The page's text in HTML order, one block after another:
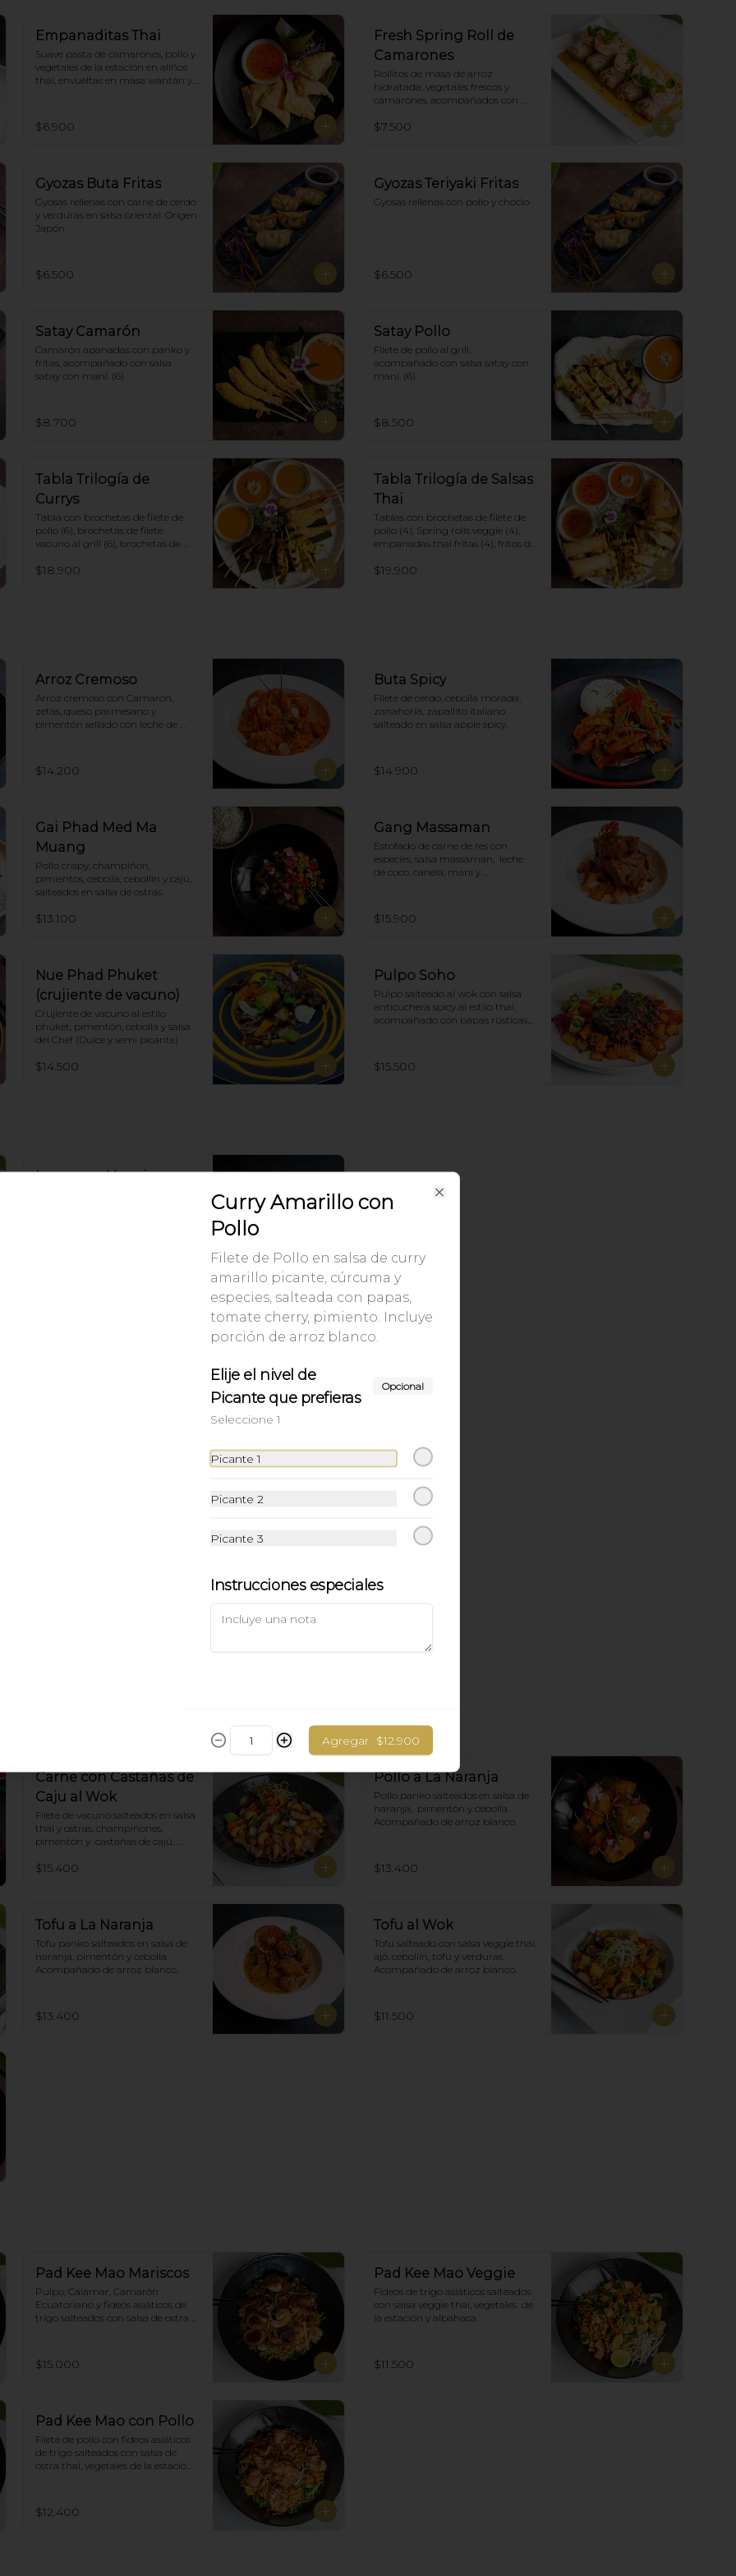
Empanaditas Thai
Suave pasta de camarones, pollo y
vegetales de la estación en aliños
thai, envueltas en masa wantán y
$6.900
Fresh Spring Roll de
Camarones
Rollitos de masa de arroz
hidratada, vegetales frescos y
camarones, acompañados con
$7.500
Gyozas Buta Fritas
Gyosas rellenas con carne de cerdo
y verduras en salsa oriental. Origen
Japón
$6.500
Gyozas Teriyaki Fritas
Gyosas rellenas con pollo y choclo
$6.500
Satay Camarón
Camarón apanadas con panko y
fritas, acompañado con salsa
satay con maní. (6)
$8.700
Satay Pollo
Filete de pollo al grill,
acompañado con salsa satay con
maní. (6)
$8.500
Tabla Trilogía de
Currys
Tabla con brochetas de filete de
pollo (6), brochetas de filete
vacuno al grill (6), brochetas de
fritas (6), acompañadas con salsa
$18.900
Tabla Trilogía de Salsas
Thai
Tablas con brochetas de filete de
pollo (4), Spring rolls veggie (4),
empanadas thai fritas (4), fritos de
salsa Spring Roll, Salsa de Maní y
$19.900
Arroz Cremoso
Arroz cremoso con Camarón,
zetas, queso parmesano y
pimentón sellado con leche de
$14.200
Buta Spicy
Filete de cerdo, cebolla morada,
zanahoria, zapallito italiano
salteado en salsa apple spicy.
$14.900
Gai Phad Med Ma
Muang
Pollo crispy, champiñon,
pimientos, cebolla, cebollín y cajú,
salteados en salsa de ostras.
$13.100
Gang Massaman
Estofado de carne de res con
especies, salsa massaman,  leche
de coco, canela, maní y
$15.900
Nue Phad Phuket
(crujiente de vacuno)
Crujiente de vacuno al estilo
phuket, pimentón, cebolla y salsa
del Chef (Dulce y semi picante)
$14.500
Pulpo Soho
Pulpo salteado al wok con salsa
anticuchera spicy al estilo thai,
acompañado con papas rústicas,
$15.500
Lampang Veggie
Carne con Castañas de
Caju al Wok
Filete de vacuno salteados en salsa
thai y ostras, champiñones,
pimentón y  castañas de cajú.
$15.400
Pollo a La Naranja
Pollo panko salteados en salsa de
naranja,  pimentón y cebolla.
Acompañado de arroz blanco.
$13.400
Tofu a La Naranja
Tofu panko salteados en salsa de
naranja, pimentón y cebolla.
Acompañado de arroz blanco.
$13.400
Tofu al Wok
Tofu salteado con salsa veggie thai,
ajó, cebollín, tofu y verduras.
Acompañado de arroz blanco.
$11.500
Pad Kee Mao Mariscos
Pulpo, Calamar, Camarón
Ecuatoriano y fideos asiáticos de
trigo salteados con salsa de ostra
$15.000
Pad Kee Mao Veggie
Fideos de trigo asiáticos salteados
con salsa veggie thai, vegetales  de
la estación y albahaca.
$11.500
Pad Kee Mao con Pollo
Filete de pollo con fideos asiáticos
de trigo salteados con salsa de
ostra thai, vegetales de la estación
$12.400
Curry Amarillo con
Pollo
Filete de Pollo en salsa de curry
amarillo picante, cúrcuma y
especies, salteada con papas,
tomate cherry, pimiento. Incluye
porción de arroz blanco.
Elije el nivel de
Picante que prefieras
Opcional
Seleccione 1
Picante 1
Picante 2
Picante 3
Instrucciones especiales
Agregar $12.900